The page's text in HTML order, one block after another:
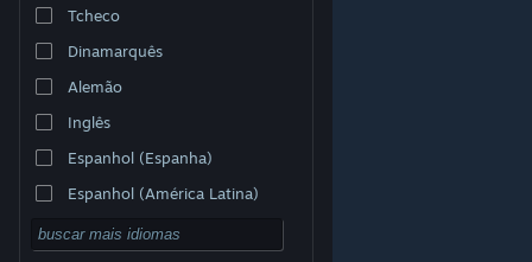
Tcheco
Dinamarquês
Alemão
Inglês
Espanhol (Espanha)
Espanhol (América Latina)